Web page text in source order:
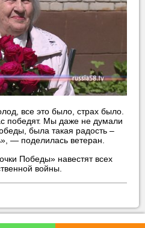
все это было, страх было.
победят. Мы даже не думали
была такая радость –
— поделилась ветеран.
Победы» навестят всех
войны.
новость